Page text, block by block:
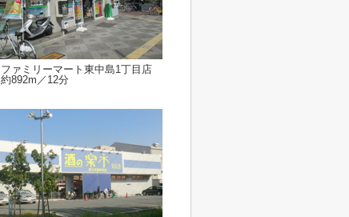
ファミリーマート東中島1丁目店
約892m／12分